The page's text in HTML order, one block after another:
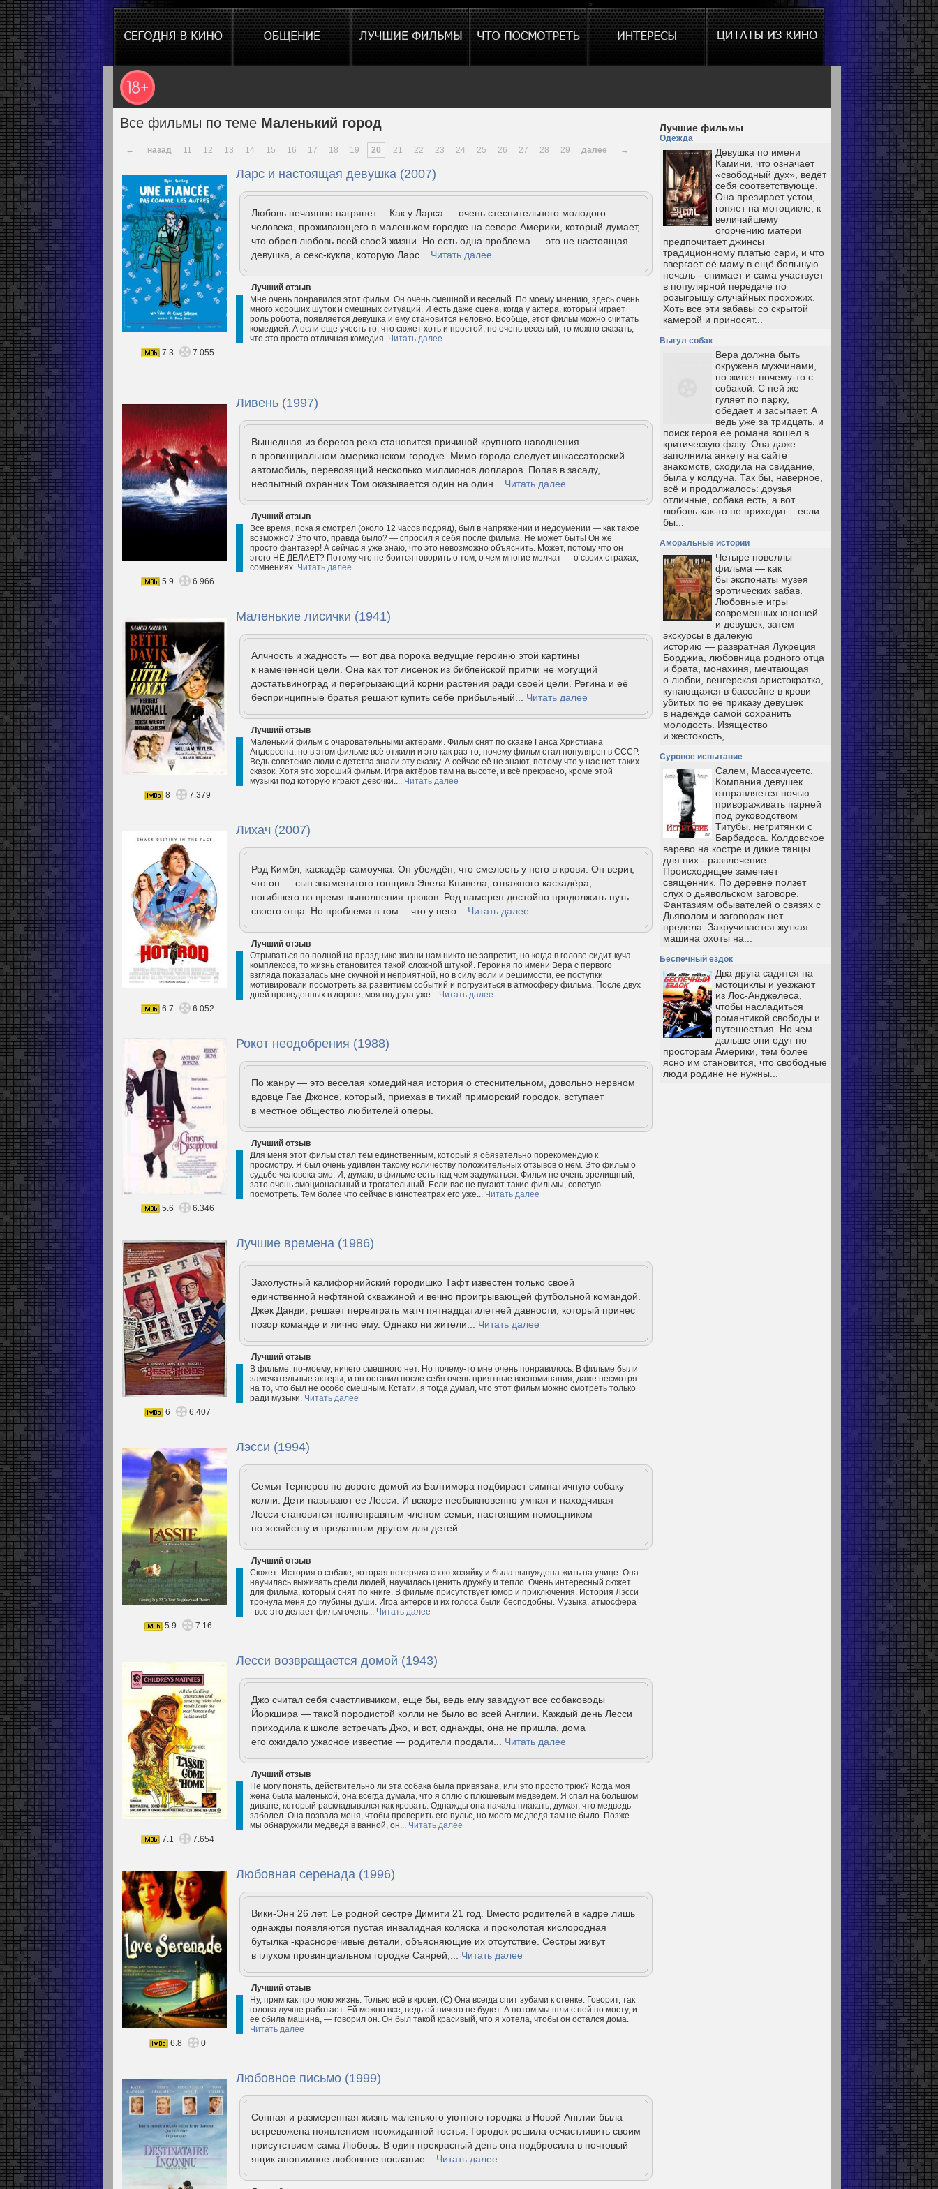
>
Все фильмы по теме Маленький город
← назад 11 12 13 14 15 16 17 18 19 20 21 22 23 24 25 26 27 28 29 далее →
Ларс и настоящая девушка (2007)
Любовь нечаянно нагрянет… Как у Ларса — очень стеснительного молодого
человека, проживающего в маленьком городке на севере Америки, который думает,
что обрел любовь всей своей жизни. Но есть одна проблема — это не настоящая
девушка, а секс-кукла, которую Ларс... Читать далее
Лучший отзыв
Мне очень понравился этот фильм. Он очень смешной и веселый. По моему мнению, здесь очень
много хороших шуток и смешных ситуаций. И есть даже сцена, когда у актера, который играет
роль робота, появляется девушка и ему становится неловко. Вообще, этот фильм можно считать
комедией. А если еще учесть то, что сюжет хоть и простой, но очень веселый, то можно сказать,
что это просто отличная комедия. Читать далее
7.3
7.055
Ливень (1997)
Вышедшая из берегов река становится причиной крупного наводнения
в провинциальном американском городке. Мимо города следует инкассаторский
автомобиль, перевозящий несколько миллионов долларов. Попав в засаду,
неопытный охранник Том оказывается один на один... Читать далее
Лучший отзыв
Все время, пока я смотрел (около 12 часов подряд), был в напряжении и недоумении — как такое
возможно? Это что, правда было? — спросил я себя после фильма. Не может быть! Он же
просто фантазер! А сейчас я уже знаю, что это невозможно объяснить. Может, потому что он
этого НЕ ДЕЛАЕТ? Потому что не боится говорить о том, о чем многие молчат — о своих страхах,
сомнениях. Читать далее
5.9
6.966
Маленькие лисички (1941)
Алчность и жадность — вот два порока ведущие героиню этой картины
к намеченной цели. Она как тот лисенок из библейской притчи не могущий
достатьвиноград и перегрызающий корни растения ради своей цели. Регина и её
беспринципные братья решают купить себе прибыльный... Читать далее
Лучший отзыв
Маленький фильм с очаровательными актёрами. Фильм снят по сказке Ганса Христиана
Андерсена, но в этом фильме всё отжили и это как раз то, почему фильм стал популярен в СССР.
Ведь советские люди с детства знали эту сказку. А сейчас её не знают, потому что у нас нет таких
сказок. Хотя это хороший фильм. Игра актёров там на высоте, и всё прекрасно, кроме этой
музыки под которую играют девочки.... Читать далее
8
7.379
Лихач (2007)
Род Кимбл, каскадёр-самоучка. Он убеждён, что смелость у него в крови. Он верит,
что он — сын знаменитого гонщика Эвела Книвела, отважного каскадёра,
погибшего во время выполнения трюков. Род намерен достойно продолжить путь
своего отца. Но проблема в том… что у него... Читать далее
Лучший отзыв
Отрываться по полной на празднике жизни нам никто не запретит, но когда в голове сидит куча
комплексов, то жизнь становится такой сложной штукой. Героиня по имени Вера с первого
взгляда показалась мне скучной и неприятной, но в силу воли и решимости, ее поступки
мотивировали посмотреть за развитием событий и погрузиться в атмосферу фильма. После двух
дней проведенных в дороге, моя подруга уже... Читать далее
6.7
6.052
Рокот неодобрения (1988)
По жанру — это веселая комедийная история о стеснительном, довольно нервном
вдовце Гае Джонсе, который, приехав в тихий приморский городок, вступает
в местное общество любителей оперы.
Лучший отзыв
Для меня этот фильм стал тем единственным, который я обязательно порекомендую к
просмотру. Я был очень удивлен такому количеству положительных отзывов о нем. Это фильм о
судьбе человека-эмо. И, думаю, в фильме есть над чем задуматься. Фильм не очень зрелищный,
зато очень эмоциональный и трогательный. Если вас не пугают такие фильмы, советую
посмотреть. Тем более что сейчас в кинотеатрах его уже... Читать далее
5.6
6.346
Лучшие времена (1986)
Захолустный калифорнийский городишко Тафт известен только своей
единственной нефтяной скважиной и вечно проигрывающей футбольной командой.
Джек Данди, решает переиграть матч пятнадцатилетней давности, который принес
позор команде и лично ему. Однако ни жители... Читать далее
Лучший отзыв
В фильме, по-моему, ничего смешного нет. Но почему-то мне очень понравилось. В фильме были
замечательные актеры, и он оставил после себя очень приятные воспоминания, даже несмотря
на то, что был не особо смешным. Кстати, я тогда думал, что этот фильм можно смотреть только
ради музыки. Читать далее
6
6.407
Лэсси (1994)
Семья Тернеров по дороге домой из Балтимора подбирает симпатичную собаку
колли. Дети называют ее Лесси. И вскоре необыкновенно умная и находчивая
Лесси становится полноправным членом семьи, настоящим помощником
по хозяйству и преданным другом для детей.
Лучший отзыв
Сюжет: История о собаке, которая потеряла свою хозяйку и была вынуждена жить на улице. Она
научилась выживать среди людей, научилась ценить дружбу и тепло. Очень интересный сюжет
для фильма, который снят по книге. В фильме присутствует юмор и приключения. История Лэсси
тронула меня до глубины души. Игра актеров и их голоса были бесподобны. Музыка, атмосфера
- все это делает фильм очень... Читать далее
5.9
7.16
Лесси возвращается домой (1943)
Джо считал себя счастливчиком, еще бы, ведь ему завидуют все собаководы
Йоркшира — такой породистой колли не было во всей Англии. Каждый день Лесси
приходила к школе встречать Джо, и вот, однажды, она не пришла, дома
его ожидало ужасное известие — родители продали... Читать далее
Лучший отзыв
Не могу понять, действительно ли эта собака была привязана, или это просто трюк? Когда моя
жена была маленькой, она всегда думала, что я сплю с плюшевым медведем. Я спал на большом
диване, который раскладывался как кровать. Однажды она начала плакать, думая, что медведь
заболел. Она позвала меня, чтобы проверить его пульс, но моего медведя там не было. Позже
мы обнаружили медведя в ванной, он... Читать далее
7.1
7.654
Любовная серенада (1996)
Вики-Энн 26 лет. Ее родной сестре Димити 21 год. Вместо родителей в кадре лишь
однажды появляются пустая инвалидная коляска и проколотая кислородная
бутылка -красноречивые детали, объясняющие их отсутствие. Сестры живут
в глухом провинциальном городке Санрей,... Читать далее
Лучший отзыв
Ну, прям как про мою жизнь. Только всё в крови. (С) Она всегда спит зубами к стенке. Говорит, так
голова лучше работает. Ей можно все, ведь ей ничего не будет. А потом мы шли с ней по мосту, и
ее сбила машина, — говорил он. Он был такой красивый, что я хотела, чтобы он остался дома.
Читать далее
6.8
0
Любовное письмо (1999)
Сонная и размеренная жизнь маленького уютного городка в Новой Англии была
встревожена появлением неожиданной гостьи. Городок решила осчастливить своим
присутствием сама Любовь. В один прекрасный день она подбросила в почтовый
ящик анонимное любовное послание... Читать далее
Лучшие фильмы
Одежда
Девушка по имени
Камини, что означает
«свободный дух», ведёт
себя соответствующе.
Она презирает устои,
гоняет на мотоцикле, к
величайшему
огорчению матери
предпочитает джинсы
традиционному платью сари, и что
ввергает её маму в ещё большую
печаль - снимает и сама участвует
в популярной передаче по
розыгрышу случайных прохожих.
Хоть все эти забавы со скрытой
камерой и приносят...
Выгул собак
Вера должна быть
окружена мужчинами,
но живет почему-то с
собакой. С ней же
гуляет по парку,
обедает и засыпает. А
ведь уже за тридцать, и
поиск героя ее романа вошел в
критическую фазу. Она даже
заполнила анкету на сайте
знакомств, сходила на свидание,
была у колдуна. Так бы, наверное,
всё и продолжалось: друзья
отличные, собака есть, а вот
любовь как-то не приходит – если
бы...
Аморальные истории
Четыре новеллы
фильма — как
бы экспонаты музея
эротических забав.
Любовные игры
современных юношей
и девушек, затем
экскурсы в далекую
историю — развратная Лукреция
Борджиа, любовница родного отца
и брата, монахиня, мечтающая
о любви, венгерская аристократка,
купающаяся в бассейне в крови
убитых по ее приказу девушек
в надежде самой сохранить
молодость. Изящество
и жестокость,...
Суровое испытание
Салем, Массачусетс.
Компания девушек
отправляется ночью
привораживать парней
под руководством
Титубы, негритянки с
Барбадоса. Колдовское
варево на костре и дикие танцы
для них - развлечение.
Происходящее замечает
священник. По деревне ползет
слух о дьявольском заговоре.
Фантазиям обывателей о связях с
Дьяволом и заговорах нет
предела. Закручивается жуткая
машина охоты на...
Беспечный ездок
Два друга садятся на
мотоциклы и уезжают
из Лос-Анджелеса,
чтобы насладиться
романтикой свободы и
путешествия. Но чем
дальше они едут по
просторам Америки, тем более
ясно им становится, что свободные
люди родине не нужны...